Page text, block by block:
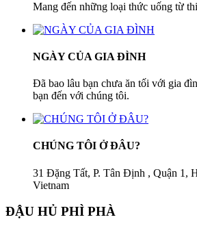
Mang đến những loại thức uống từ
NGÀY CỦA GIA ĐÌNH
Đã bao lâu bạn chưa ăn tối với gia
bạn đến với chúng tôi.
CHÚNG TÔI Ở ĐÂU?
31 Đặng Tất, P. Tân Định , Quận 1,
Vietnam
ĐẬU HỦ PHÌ PHÀ